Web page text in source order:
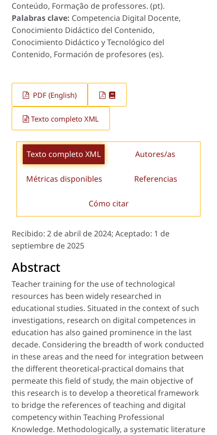
Conteúdo, Formação de professores. (pt).
Palabras clave: Competencia Digital Docente,
Conocimiento Didáctico del Contenido,
Conocimiento Didáctico y Tecnológico del
Contenido, Formación de profesores (es).
PDF (English)
Texto completo XML
Texto completo XML Autores/as
Métricas disponibles Referencias
Cómo citar
Recibido: 2 de abril de 2024; Aceptado: 1 de
septiembre de 2025
Abstract
Teacher training for the use of technological
resources has been widely researched in
educational studies. Situated in the context of such
investigations, research on digital competences in
education has also gained prominence in the last
decade. Considering the breadth of work conducted
in these areas and the need for integration between
the different theoretical-practical domains that
permeate this field of study, the main objective of
this research is to develop a theoretical framework
to bridge the references of teaching and digital
competency within Teaching Professional
Knowledge. Methodologically, a systematic literature